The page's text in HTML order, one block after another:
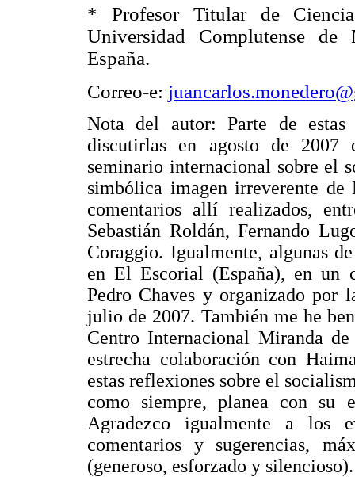
* Profesor Titular de
Universidad Complutense de
España.
Correo-e:
Nota del autor: Parte de estas
discutirlas en agosto de
seminario internacional sobre el
simbólica imagen irreverente
comentarios allí realizados,
Sebastián Roldán, Fernando
Coraggio. Igualmente, algunas
en El Escorial (España), en un
Pedro Chaves y organizado por
julio de 2007. También me he
Centro Internacional Miranda
estrecha colaboración con
estas reflexiones sobre el
como siempre, planea con su
Agradezco igualmente a los
comentarios y sugerencias,
(generoso, esforzado y silencioso).